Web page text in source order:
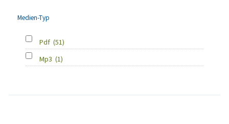
Medien-Typ
Pdf (51)
Mp3 (1)